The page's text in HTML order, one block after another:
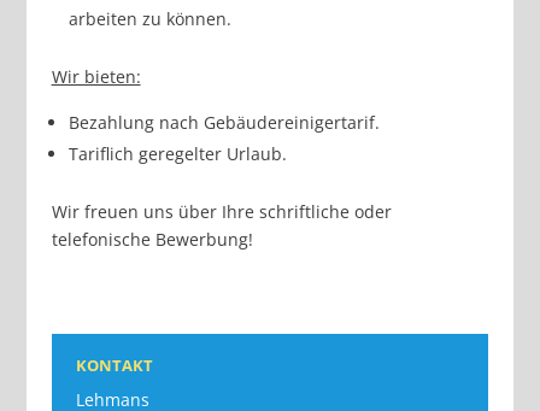
arbeiten zu können.
Wir bieten:
Bezahlung nach Gebäudereinigertarif.
Tariflich geregelter Urlaub.
Wir freuen uns über Ihre schriftliche oder
telefonische Bewerbung!
KONTAKT
Lehmans